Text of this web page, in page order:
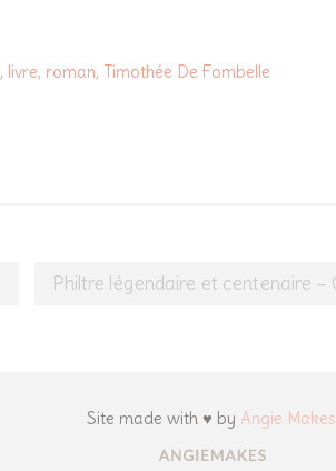
, livre, roman, Timothée De Fombelle
Site made with ♥ by Angie Makes